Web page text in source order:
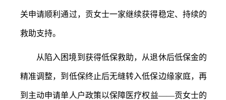
关申请顺利通过，贡女士一家继续获得稳定、持续的
救助支持。
从陷入困境到获得低保救助，从退休后低保金的
精准调整，到低保终止后无缝转入低保边缘家庭，再
到主动申请单人户政策以保障医疗权益——贡女士的